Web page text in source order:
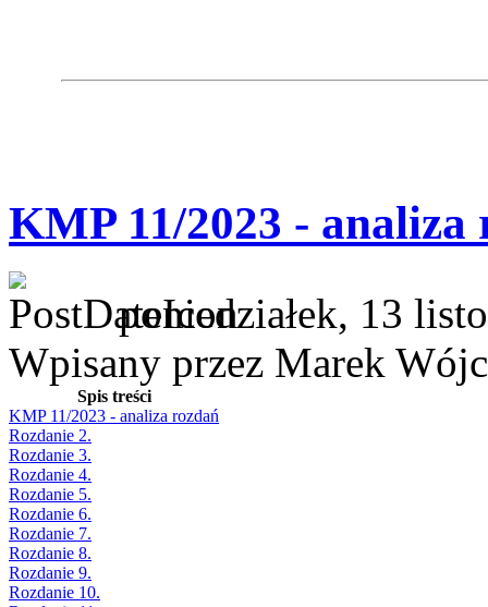
KMP 11/2023 - analiza
poniedziałek, 13
Wpisany przez Marek
Spis treści
KMP 11/2023 - analiza rozdań
Rozdanie 2.
Rozdanie 3.
Rozdanie 4.
Rozdanie 5.
Rozdanie 6.
Rozdanie 7.
Rozdanie 8.
Rozdanie 9.
Rozdanie 10.